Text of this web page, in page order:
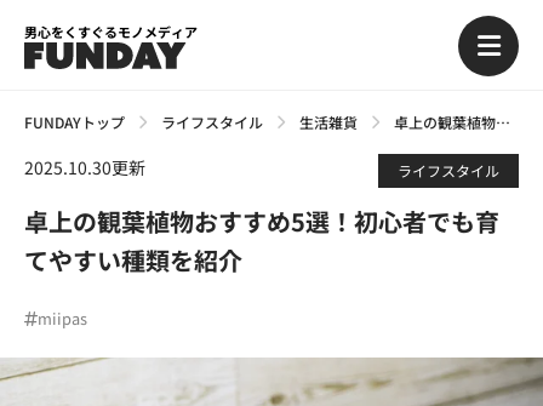
男心をくすぐるモノメディア
FUNDAYトップ ライフスタイル 生活雑貨 卓上の観葉植物おすすめ5選！初心者でも育てやすい種類を紹介
2025.10.30更新 ライフスタイル
卓上の観葉植物おすすめ5選！初心者でも育
てやすい種類を紹介
miipas